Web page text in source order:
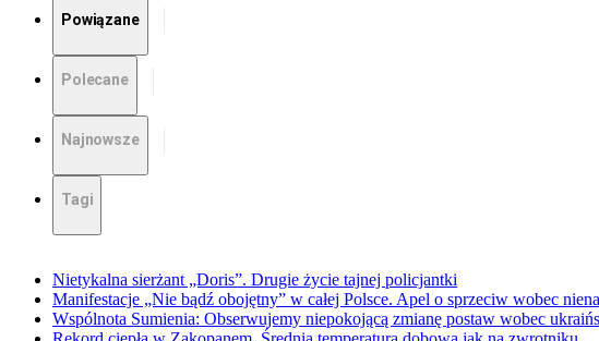
Powiązane
Polecane
Najnowsze
Tagi
Nietykalna sierżant „Doris”. Drugie życie tajnej policjantki
Manifestacje „Nie bądź obojętny” w całej Polsce. Apel o sprzeciw wobec
Wspólnota Sumienia: Obserwujemy niepokojącą zmianę postaw wobec